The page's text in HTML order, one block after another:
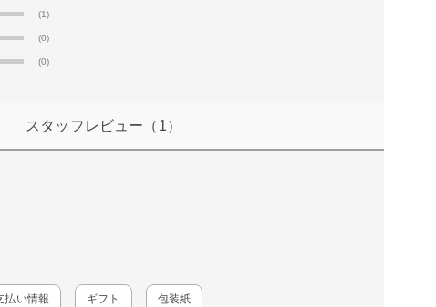
(1)
(0)
(0)
スタッフレビュー （1）
払い情報 ギフト 包装紙